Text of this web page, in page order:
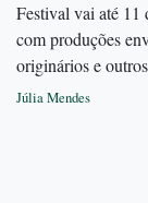
Festival vai até 11
com produções
originários e
Júlia Mendes